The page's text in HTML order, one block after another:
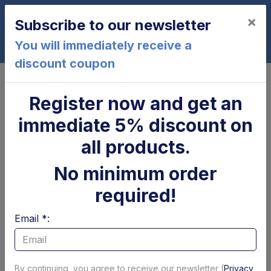
0
Stelo cilindro sollevamento Ø 70
mm DLB 47 Dautel
Subscribe to our newsletter
You will immediately receive a
discount coupon
×
Register now and get an
immediate 5% discount on
all products.
No minimum order
required!
Email *:
By continuing, you agree to receive our newsletter (Privacy